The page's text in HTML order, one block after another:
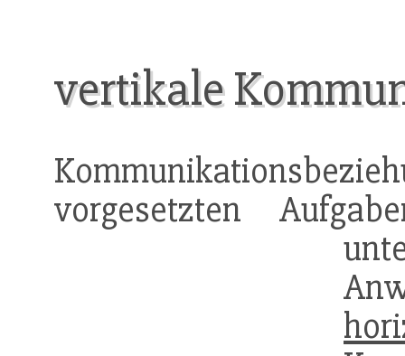
vertikale
vorgesetzten